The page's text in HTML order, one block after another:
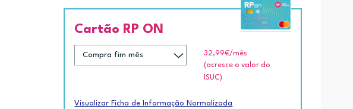
Cartão RP ON
32,99€/mês
(acresce o valor do
ISUC)
Visualizar Ficha de Informação Normalizada